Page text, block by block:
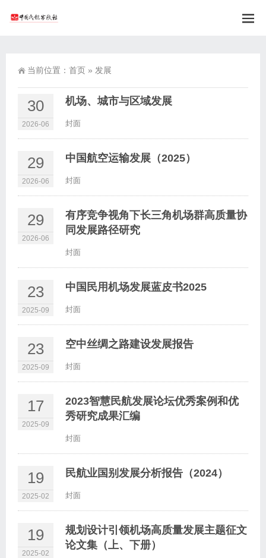
当前位置： 首页 » 发展
30
2026-06
机场、城市与区域发展
封面
29
2026-06
中国航空运输发展（2025）
封面
29
2026-06
有序竞争视角下长三角机场群高质量协
同发展路径研究
封面
23
2025-09
中国民用机场发展蓝皮书2025
封面
23
2025-09
空中丝绸之路建设发展报告
封面
17
2025-09
2023智慧民航发展论坛优秀案例和优
秀研究成果汇编
封面
19
2025-02
民航业国别发展分析报告（2024）
封面
19
2025-02
规划设计引领机场高质量发展主题征文
论文集（上、下册）